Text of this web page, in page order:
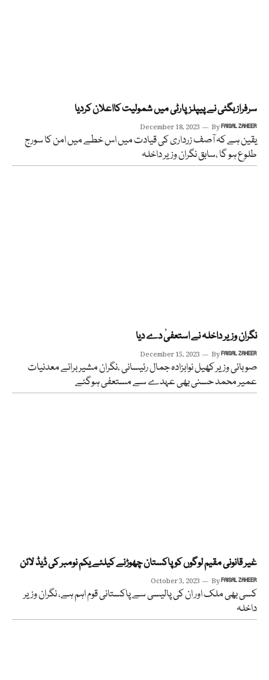
سرفراز بگٹی نے پیپلزپارٹی میں شمولیت کااعلان کردیا
December 18, 2023 ByFAISAL ZAHEER
یقین ہے کہ آصف زرداری کی قیادت میں اس خطے میں امن کا سورج
طلوع ہو گا ،سابق نگران وزیر داخلہ
نگران وزیر داخلہ نے استعفیٰ دے دیا
December 15, 2023 ByFAISAL ZAHEER
صوبائی وزیر کھیل نوابزادہ جمال رئیسانی ،نگران مشیر برائے معدنیات
عمیر محمد حسنی بھی عہدے سے مستعفی ہوگئے
غیر قانونی مقیم لوگوں کو پاکستان چھوڑنے کیلئے یکم نومبر کی ڈیڈ لائن
October 3, 2023 ByFAISAL ZAHEER
کسی بھی ملک اور ان کی پالیسی سے پاکستانی قوم اہم ہے، نگران وزیر
داخلہ